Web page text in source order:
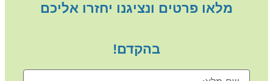
מלאו פרטים ונציגנו יחזרו אליכם
בהקדם!
שם